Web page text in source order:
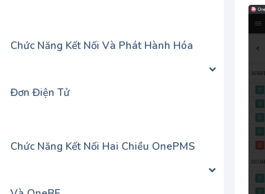
Chức Năng Kết Nối Và Phát Hành Hóa
Đơn Điện Tử
Chức Năng Kết Nối Hai Chiều OnePMS